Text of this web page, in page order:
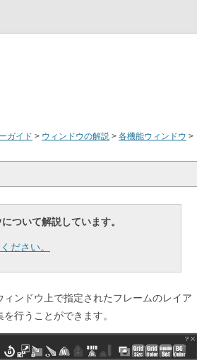
ガイド > ウィンドウの解説 > 各機能ウィンドウ >
ついて解説しています。
ださい。
ィンドウ上で指定されたフレームのレイア
行うことができます。